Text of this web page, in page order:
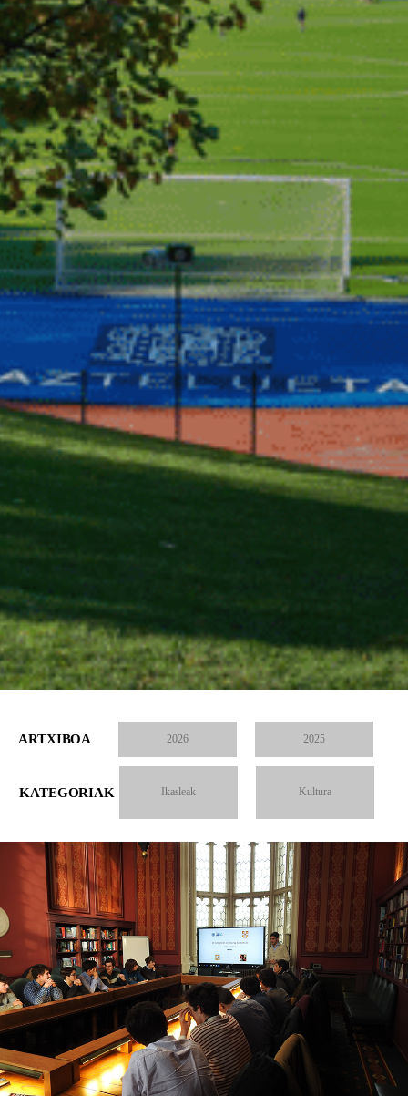
ARTXIBOA 2026 2025
KATEGORIAK Ikasleak Kultura